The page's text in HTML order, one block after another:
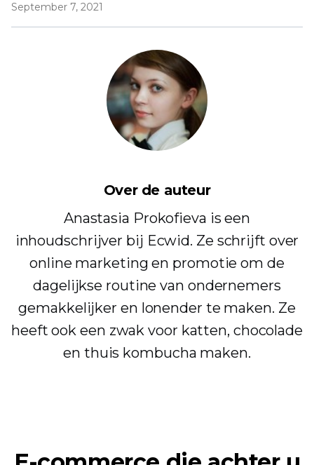
September 7, 2021
Over de auteur
Anastasia Prokofieva is een
inhoudschrijver bij Ecwid. Ze schrijft over
online marketing en promotie om de
dagelijkse routine van ondernemers
gemakkelijker en lonender te maken. Ze
heeft ook een zwak voor katten, chocolade
en thuis kombucha maken.